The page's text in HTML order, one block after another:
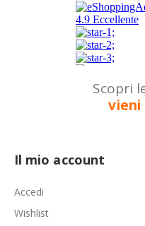
Scopri
vieni
Il mio account
Accedi
Wishlist